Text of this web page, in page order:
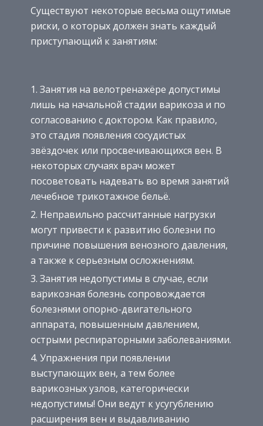
Существуют некоторые весьма ощутимые
риски, о которых должен знать каждый
приступающий к занятиям:
Занятия на велотренажёре допустимы
лишь на начальной стадии варикоза и по
согласованию с доктором. Как правило,
это стадия появления сосудистых
звёздочек или просвечивающихся вен. В
некоторых случаях врач может
посоветовать надевать во время занятий
лечебное трикотажное бельё.
Неправильно рассчитанные нагрузки
могут привести к развитию болезни по
причине повышения венозного давления,
а также к серьезным осложнениям.
Занятия недопустимы в случае, если
варикозная болезнь сопровождается
болезнями опорно-двигательного
аппарата, повышенным давлением,
острыми респираторными заболеваниями.
Упражнения при появлении
выступающих вен, а тем более
варикозных узлов, категорически
недопустимы! Они ведут к усугублению
расширения вен и выдавливанию